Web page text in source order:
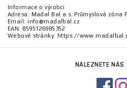
Informace o výrobci
Adresa: Madal Bal a.s. Průmyslová zóna
Email: info@madalbal.cz
EAN: 8595126985352
Webové stránky: https://
NALEZNETE NÁS